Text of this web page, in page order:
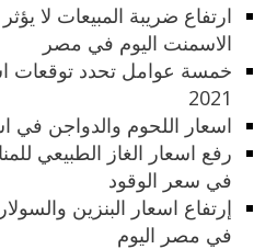
ارتفاع ضريبة المبيعات لا
الاسمنت اليوم في مصر
خمسة عوامل تحدد توقعات
2021
اسعار اللحوم والدواجن في
رفع اسعار الغاز الطبيعي
في سعر الوقود
إرتفاع اسعار البنزين
في مصر اليوم